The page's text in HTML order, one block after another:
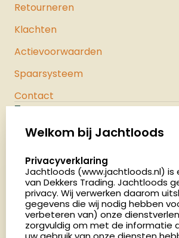
Retourneren
Klachten
Actievoorwaarden
Spaarsysteem
Contact
Palenrij 1
Nederland
4.8
2878 beoordelingen
Openingstijden
Dinsdag en donderdag: 13:00 -
Welkom bij Jachtloods
select language
Privacyverklaring
Jachtloods (www.jachtloods.nl) is
van Dekkers Trading. Jachtloods
privacy. Wij verwerken daarom
gegevens die wij nodig hebben
verbeteren van) onze
zorgvuldig om met de informatie